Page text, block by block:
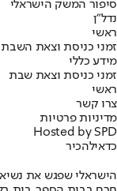
סיפור המשק הישראלי
נדל"ן
ראשי
זמני כניסת וצאת השבת
מידע כללי
זמני כניסת וצאת שבת
ראשי
צרו קשר
מדיניות פרטיות
Hosted by SPD
כדאילהכיר
הישראלי שפגש את נשיא